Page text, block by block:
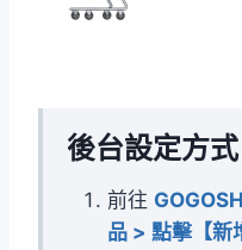
後台設定方式
前往
品 > 點擊【新